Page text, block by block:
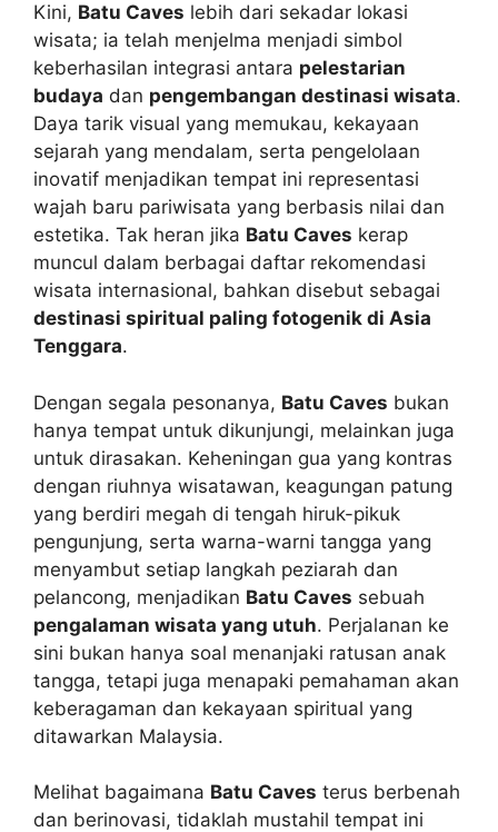
Kini, Batu Caves lebih dari sekadar lokasi
wisata; ia telah menjelma menjadi simbol
keberhasilan integrasi antara pelestarian
budaya dan pengembangan destinasi wisata.
Daya tarik visual yang memukau, kekayaan
sejarah yang mendalam, serta pengelolaan
inovatif menjadikan tempat ini representasi
wajah baru pariwisata yang berbasis nilai dan
estetika. Tak heran jika Batu Caves kerap
muncul dalam berbagai daftar rekomendasi
wisata internasional, bahkan disebut sebagai
destinasi spiritual paling fotogenik di Asia
Tenggara.
Dengan segala pesonanya, Batu Caves bukan
hanya tempat untuk dikunjungi, melainkan juga
untuk dirasakan. Keheningan gua yang kontras
dengan riuhnya wisatawan, keagungan patung
yang berdiri megah di tengah hiruk-pikuk
pengunjung, serta warna-warni tangga yang
menyambut setiap langkah peziarah dan
pelancong, menjadikan Batu Caves sebuah
pengalaman wisata yang utuh. Perjalanan ke
sini bukan hanya soal menanjaki ratusan anak
tangga, tetapi juga menapaki pemahaman akan
keberagaman dan kekayaan spiritual yang
ditawarkan Malaysia.
Melihat bagaimana Batu Caves terus berbenah
dan berinovasi, tidaklah mustahil tempat ini